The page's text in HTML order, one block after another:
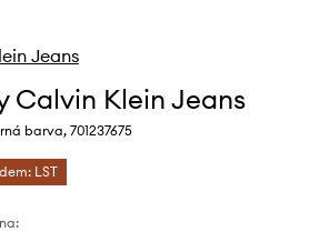
Jeans
Calvin Klein Jeans
barva, 701237675
LST